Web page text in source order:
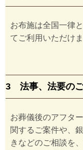
お布施は全国一律
てご利用いただけま
3 法事、法要の
お葬儀後のアフタ
関するご案件や、
きなどのご相談を